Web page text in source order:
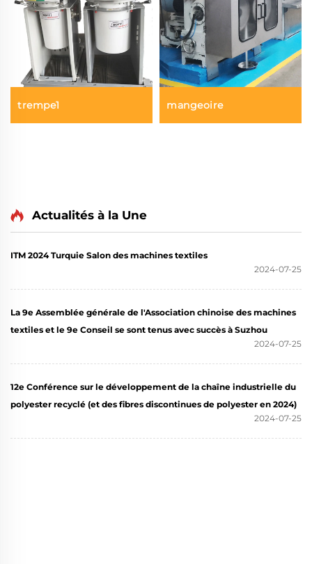
trempe1 mangeoire
Actualités à la Une
ITM 2024 Turquie Salon des machines textiles
2024-07-25
La 9e Assemblée générale de l'Association chinoise des machines
textiles et le 9e Conseil se sont tenus avec succès à Suzhou
2024-07-25
12e Conférence sur le développement de la chaîne industrielle du
polyester recyclé (et des fibres discontinues de polyester en 2024)
2024-07-25